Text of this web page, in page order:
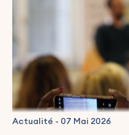
Actualité - 07 Mai 2026